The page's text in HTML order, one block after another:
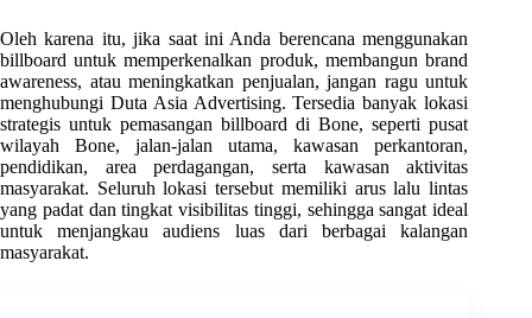
Oleh karena itu, jika saat ini Anda berencana menggunakan
billboard untuk memperkenalkan produk, membangun brand
awareness, atau meningkatkan penjualan, jangan ragu untuk
menghubungi Duta Asia Advertising. Tersedia banyak lokasi
strategis untuk pemasangan billboard di Bone, seperti pusat
wilayah Bone, jalan-jalan utama, kawasan perkantoran,
pendidikan, area perdagangan, serta kawasan aktivitas
masyarakat. Seluruh lokasi tersebut memiliki arus lalu lintas
yang padat dan tingkat visibilitas tinggi, sehingga sangat ideal
untuk menjangkau audiens luas dari berbagai kalangan
masyarakat.